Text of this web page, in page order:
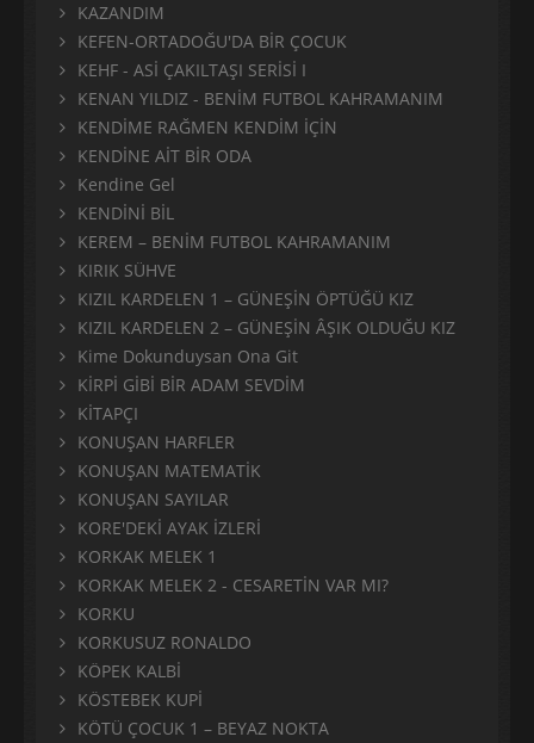
KAZANDIM
KEFEN-ORTADOĞU'DA BİR ÇOCUK
KEHF - ASİ ÇAKILTAŞI SERİSİ I
KENAN YILDIZ - BENİM FUTBOL KAHRAMANIM
KENDİME RAĞMEN KENDİM İÇİN
KENDİNE AİT BİR ODA
Kendine Gel
KENDİNİ BİL
KEREM – BENİM FUTBOL KAHRAMANIM
KIRIK SÜHVE
KIZIL KARDELEN 1 – GÜNEŞİN ÖPTÜĞÜ KIZ
KIZIL KARDELEN 2 – GÜNEŞİN ÂŞIK OLDUĞU KIZ
Kime Dokunduysan Ona Git
KİRPİ GİBİ BİR ADAM SEVDİM
KİTAPÇI
KONUŞAN HARFLER
KONUŞAN MATEMATİK
KONUŞAN SAYILAR
KORE'DEKİ AYAK İZLERİ
KORKAK MELEK 1
KORKAK MELEK 2 - CESARETİN VAR MI?
KORKU
KORKUSUZ RONALDO
KÖPEK KALBİ
KÖSTEBEK KUPİ
KÖTÜ ÇOCUK 1 – BEYAZ NOKTA